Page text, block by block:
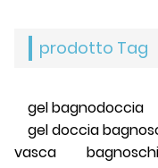
prodotto Tag
gel bagnodoccia
gel doccia
vasca